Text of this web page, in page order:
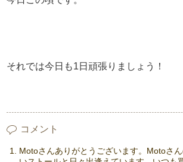
それでは今日も1日頑張りましょう！
コメント
Motoさんありがとうございます。Motoさ